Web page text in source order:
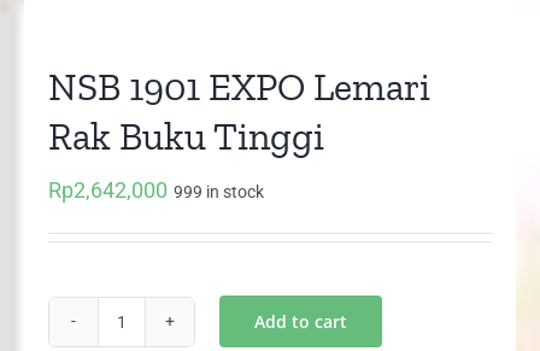
NSB 1901 EXPO Lemari
Rak Buku Tinggi
Rp2,642,000 999 in stock
Add to cart